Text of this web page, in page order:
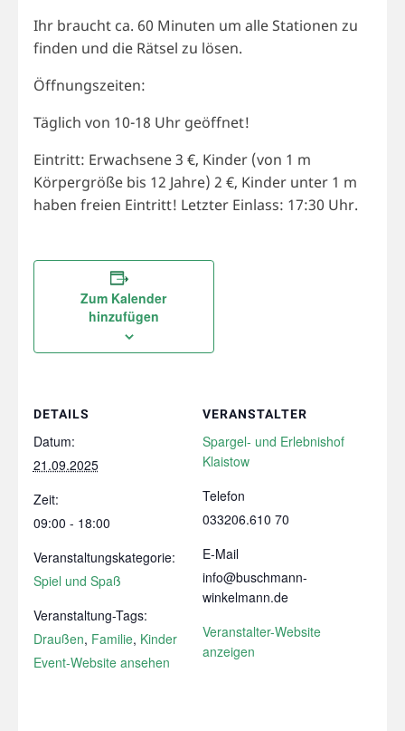
Ihr braucht ca. 60 Minuten um alle Stationen zu
finden und die Rätsel zu lösen.
Öffnungszeiten:
Täglich von 10-18 Uhr geöffnet!
Eintritt: Erwachsene 3 €, Kinder (von 1 m
Körpergröße bis 12 Jahre) 2 €, Kinder unter 1 m
haben freien Eintritt! Letzter Einlass: 17:30 Uhr.
Zum Kalender
hinzufügen
DETAILS
Datum:
21.09.2025
Zeit:
09:00 - 18:00
Veranstaltungskategorie:
Spiel und Spaß
Veranstaltung-Tags:
Draußen, Familie, Kinder
Event-Website ansehen
VERANSTALTER
Spargel- und Erlebnishof
Klaistow
Telefon
033206.610 70
E-Mail
info@buschmann-
winkelmann.de
Veranstalter-Website
anzeigen